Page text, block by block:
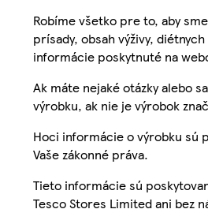
Robíme všetko pre to, aby
prísady, obsah výživy,
informácie poskytnuté na
Ak máte nejaké otázky alebo
výrobku, ak nie je výrobok
Hoci informácie o výrobku sú
Vaše zákonné práva.
Tieto informácie sú
Tesco Stores Limited ani bez